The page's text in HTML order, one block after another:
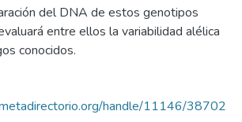
del DNA de estos genotipos
entre ellos la variabilidad alélica
conocidos.
handle/11146/38702